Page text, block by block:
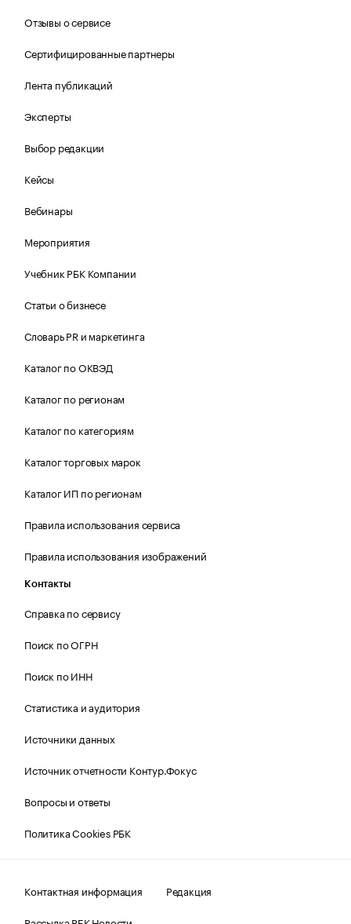
Отзывы о сервисе
Сертифицированные партнеры
Лента публикаций
Эксперты
Выбор редакции
Кейсы
Вебинары
Мероприятия
Учебник РБК Компании
Статьи о бизнесе
Словарь PR и маркетинга
Каталог по ОКВЭД
Каталог по регионам
Каталог по категориям
Каталог торговых марок
Каталог ИП по регионам
Правила использования сервиса
Правила использования изображений
Контакты
Справка по сервису
Поиск по ОГРН
Поиск по ИНН
Статистика и аудитория
Источники данных
Источник отчетности Контур.Фокус
Вопросы и ответы
Политика Cookies РБК
Контактная информация
Редакция